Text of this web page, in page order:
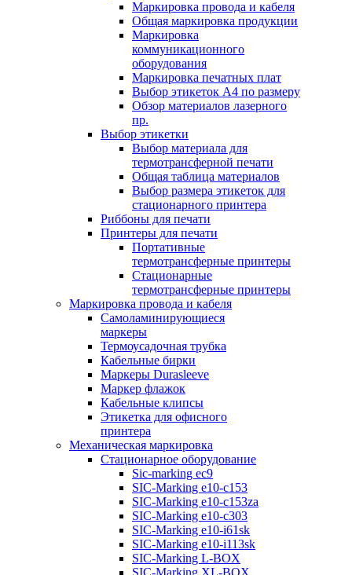
Маркировка провода и кабеля
Общая маркировка продукции
Маркировка
коммуникационного
оборудования
Маркировка печатных плат
Выбор этикеток А4 по размеру
Обзор материалов лазерного
пр.
Выбор этикетки
Выбор материала для
термотрансферной печати
Общая таблица материалов
Выбор размера этикеток для
стационарного принтера
Риббоны для печати
Принтеры для печати
Портативные
термотрансферные принтеры
Стационарные
термотрансферные принтеры
Маркировка провода и кабеля
Самоламинирующиеся
маркеры
Термоусадочная трубка
Кабельные бирки
Маркеры Durasleeve
Маркер флажок
Кабельные клипсы
Этикетка для офисного
принтера
Механическая маркировка
Стационарное оборудование
Sic-marking ec9
SIC-Marking e10-c153
SIC-Marking e10-c153za
SIC-Marking e10-c303
SIC-Marking e10-i61sk
SIC-Marking e10-i113sk
SIC-Marking L-BOX
SIC-Marking XL-BOX